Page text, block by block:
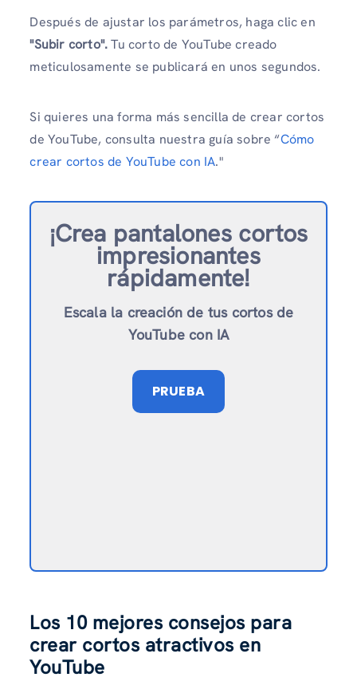
Después de ajustar los parámetros, haga clic en
"Subir corto".Tu corto de YouTube creado
meticulosamente se publicará en unos segundos.
Si quieres una forma más sencilla de crear cortos
de YouTube, consulta nuestra guía sobre “Cómo
crear cortos de YouTube con IA."
¡Crea pantalones cortos
impresionantes
rápidamente!
Escala la creación de tus cortos de
YouTube con IA
PRUEBA
Los 10 mejores consejos para
crear cortos atractivos en
YouTube